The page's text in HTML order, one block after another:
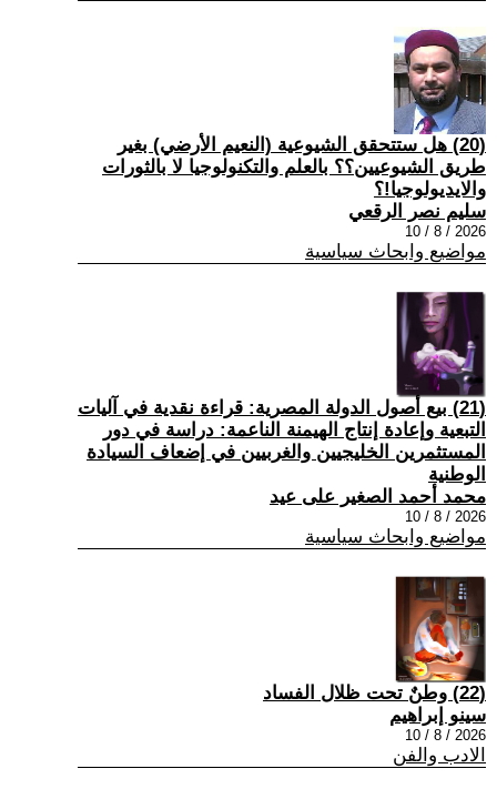
(20) هل ستتحقق الشيوعية (النعيم الأرضي) بغير
طريق الشيوعيين؟؟ بالعلم والتكنولوجيا لا بالثورات
والايديولوجيا!؟
سليم نصر الرقعي
2026 / 8 / 10
مواضيع وابحاث سياسية
(21) بيع أصول الدولة المصرية: قراءة نقدية في آليات
التبعية وإعادة إنتاج الهيمنة الناعمة: دراسة في دور
المستثمرين الخليجيين والغربيين في إضعاف السيادة
الوطنية
محمد أحمد الصغير على عيد
2026 / 8 / 10
مواضيع وابحاث سياسية
(22) وطنٌ تحت ظلال الفساد
سينو إبراهيم
2026 / 8 / 10
الادب والفن